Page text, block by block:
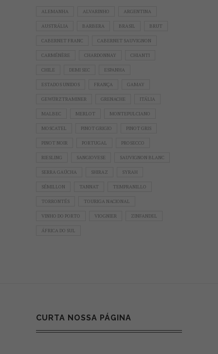
ALEMANHA ALVARINHO ARGENTINA
AUSTRÁLIA BARBERA BRASIL BRUT
CABERNET FRANC CABERNET SAUVIGNON
CARMÉNÈRE CHARDONNAY CHIANTI
CHILE DEMI SEC ESPANHA
ESTADOS UNIDOS FRANÇA GAMAY
GEWÜRZTRAMINER GRENACHE ITÁLIA
MALBEC MERLOT MONTEPULCIANO
MOSCATEL PINOT GRIGIO PINOT GRIS
PINOT NOIR PORTUGAL PROSECCO
RIESLING SANGIOVESE SAUVIGNON BLANC
SERRA GAÚCHA SHIRAZ SYRAH
SÉMILLON TANNAT TEMPRANILLO
TORRONTÉS TOURIGA NACIONAL
VINHO DO PORTO VIOGNIER ZINFANDEL
ÁFRICA DO SUL
CURTA NOSSA PÁGINA